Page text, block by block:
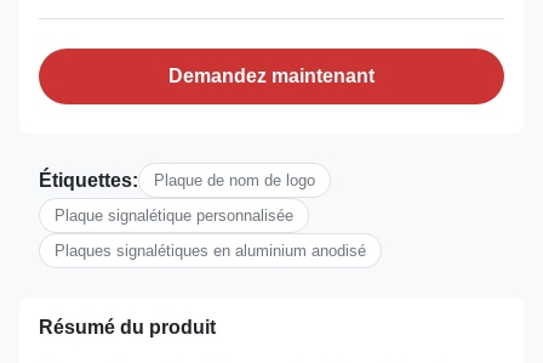
Demandez maintenant
Étiquettes:
Plaque de nom de logo
Plaque signalétique personnalisée
Plaques signalétiques en aluminium anodisé
Résumé du produit